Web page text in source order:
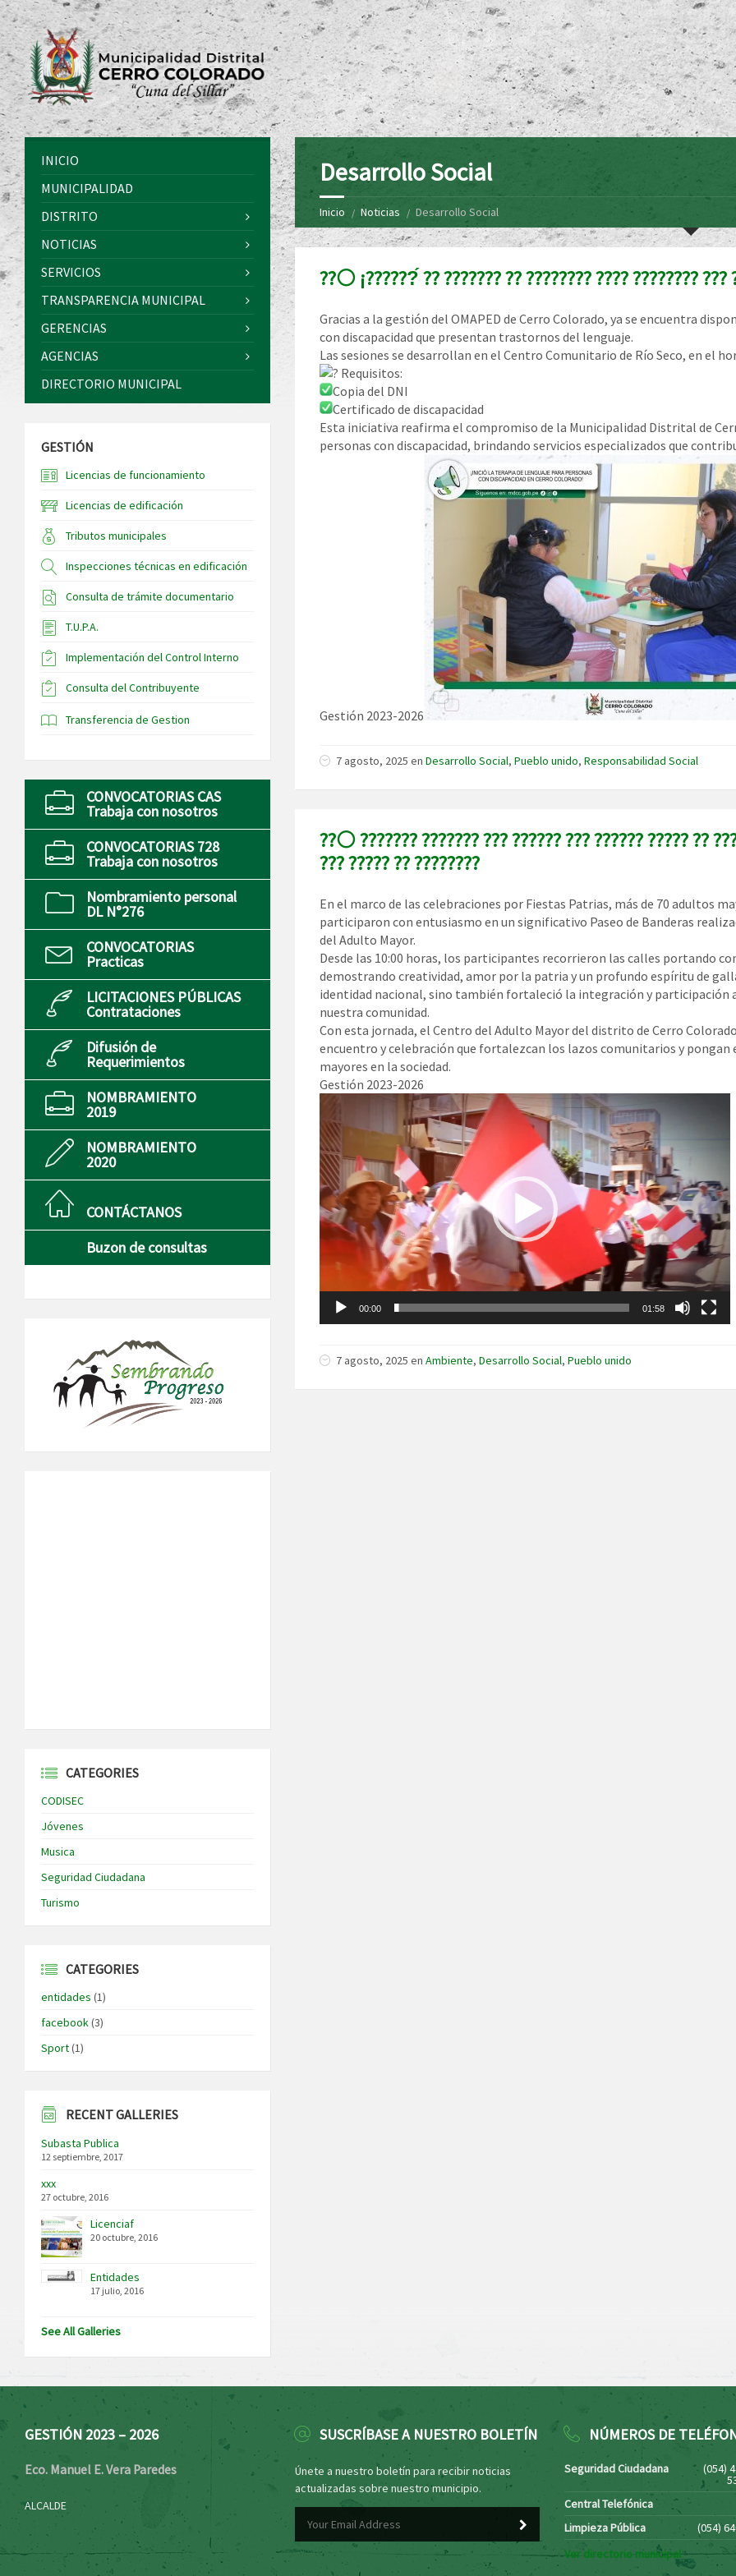
Desarrollo Social
Inicio Noticias Desarrollo Social
??⚪️ ¡??????́ ?? ??????? ?? ???????? ???? ???????? ???
Gracias a la gestión del OMAPED de Cerro Colorado, ya se encuentra
con discapacidad que presentan trastornos del lenguaje.
Las sesiones se desarrollan en el Centro Comunitario de Río Seco, en el
Requisitos:
Copia del DNI
Certificado de discapacidad
Esta iniciativa reafirma el compromiso de la Municipalidad Distrital de
personas con discapacidad, brindando servicios especializados que
Gestión 2023-2026
7 agosto, 2025 en Desarrollo Social, Pueblo unido, Responsabilidad Social
??⚪ ??????? ??????? ??? ?????? ??? ?????? ????? ??
??? ????? ?? ????????
En el marco de las celebraciones por Fiestas Patrias, más de 70 adultos
participaron con entusiasmo en un significativo Paseo de Banderas
del Adulto Mayor.
Desde las 10:00 horas, los participantes recorrieron las calles portando
demostrando creatividad, amor por la patria y un profundo espíritu de
identidad nacional, sino también fortaleció la integración y participación
nuestra comunidad.
Con esta jornada, el Centro del Adulto Mayor del distrito de Cerro
encuentro y celebración que fortalezcan los lazos comunitarios y
mayores en la sociedad.
Gestión 2023-2026
Reproductor
de
vídeo
00:00 01:58
7 agosto, 2025 en Ambiente, Desarrollo Social, Pueblo unido
INICIO
MUNICIPALIDAD
DISTRITO
NOTICIAS
SERVICIOS
TRANSPARENCIA MUNICIPAL
GERENCIAS
AGENCIAS
DIRECTORIO MUNICIPAL
GESTIÓN
Licencias de funcionamiento
Licencias de edificación
Tributos municipales
Inspecciones técnicas en edificación
Consulta de trámite documentario
T.U.P.A.
Implementación del Control Interno
Consulta del Contribuyente
Transferencia de Gestion
CONVOCATORIAS CAS
Trabaja con nosotros
CONVOCATORIAS 728
Trabaja con nosotros
Nombramiento personal
DL N°276
CONVOCATORIAS
Practicas
LICITACIONES PÚBLICAS
Contrataciones
Difusión de
Requerimientos
NOMBRAMIENTO
2019
NOMBRAMIENTO
2020
CONTÁCTANOS
Buzon de consultas
CATEGORIES
CODISEC
Jóvenes
Musica
Seguridad Ciudadana
Turismo
CATEGORIES
entidades (1)
facebook(3)
Sport(1)
RECENT GALLERIES
Subasta Publica
12 septiembre, 2017
xxx
27 octubre, 2016
Licenciaf
20 octubre, 2016
Entidades
17 julio, 2016
See All Galleries
GESTIÓN 2023 – 2026
Eco. Manuel E. Vera Paredes
ALCALDE
SUSCRÍBASE A NUESTRO BOLETÍN
Únete a nuestro boletín para recibir noticias
actualizadas sobre nuestro municipio.
NÚMEROS DE
Seguridad Ciudadana (054)
Central Telefónica
Limpieza Pública
(054)
Ver directorio municipal